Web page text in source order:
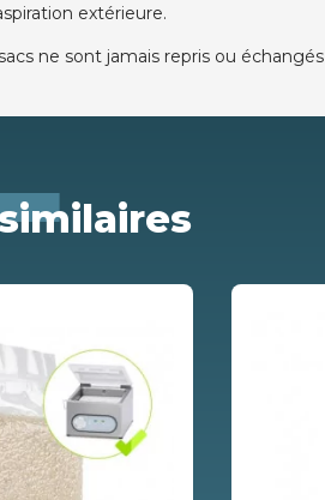
extérieure.
ne sont jamais repris ou échangés